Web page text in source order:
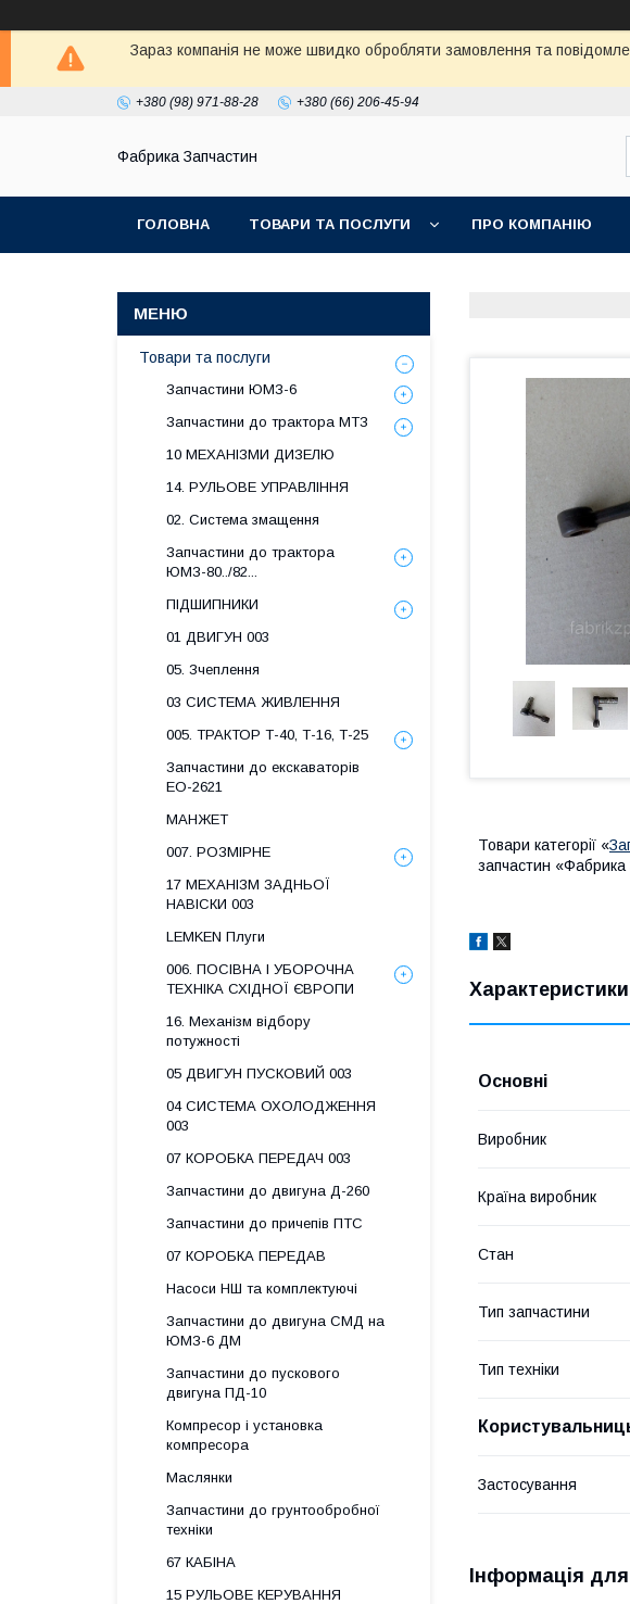
Зараз компанія не може швидко обробляти замовлення та
+380 (98) 971-88-28 +380 (66) 206-45-94
Фабрика Запчастин
ГОЛОВНА ТОВАРИ ТА ПОСЛУГИ ПРО КОМПАНІЮ
Товари категорії «
запчастин «Фабрика
Характеристики
Основні
Виробник
Країна виробник
Стан
Тип запчастини
Тип техніки
Застосування
Інформація
Товари та послуги
Запчастини ЮМЗ-6
Запчастини до трактора МТЗ
10 МЕХАНІЗМИ ДИЗЕЛЮ
14. РУЛЬОВЕ УПРАВЛІННЯ
02. Система змащення
Запчастини до трактора
ЮМЗ-80../82...
ПІДШИПНИКИ
01 ДВИГУН 003
05. Зчеплення
03 СИСТЕМА ЖИВЛЕННЯ
005. ТРАКТОР Т-40, Т-16, Т-25
Запчастини до екскаваторів
ЕО-2621
МАНЖЕТ
007. РОЗМІРНЕ
17 МЕХАНІЗМ ЗАДНЬОЇ
НАВІСКИ 003
LEMKEN Плуги
006. ПОСІВНА І УБОРОЧНА
ТЕХНІКА СХІДНОЇ ЄВРОПИ
16. Механізм відбору
потужності
05 ДВИГУН ПУСКОВИЙ 003
04 СИСТЕМА ОХОЛОДЖЕННЯ
003
07 КОРОБКА ПЕРЕДАЧ 003
Запчастини до двигуна Д-260
Запчастини до причепів ПТС
07 КОРОБКА ПЕРЕДАВ
Насоси НШ та комплектуючі
Запчастини до двигуна СМД на
ЮМЗ-6 ДМ
Запчастини до пускового
двигуна ПД-10
Компресор і установка
компресора
Маслянки
Запчастини до грунтообробної
техніки
67 КАБІНА
15 РУЛЬОВЕ КЕРУВАННЯ